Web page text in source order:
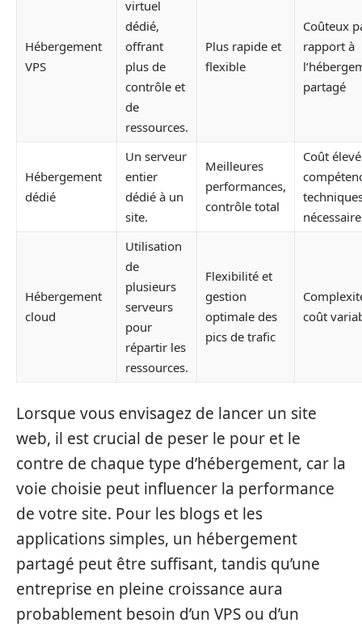
Hébergement
VPS
virtuel
dédié,
offrant
plus de
contrôle et
de
ressources.
Plus rapide et
flexible
Coûteux
rapport à
partagé
Hébergement
dédié
Un serveur
entier
dédié à un
site.
Meilleures
performances,
contrôle total
Coût
Hébergement
cloud
Utilisation
de
plusieurs
serveurs
pour
répartir les
ressources.
Flexibilité et
gestion
optimale des
pics de trafic
coût
Lorsque vous envisagez de lancer un site
web, il est crucial de peser le pour et le
contre de chaque type d’hébergement, car la
voie choisie peut influencer la performance
de votre site. Pour les blogs et les
applications simples, un hébergement
partagé peut être suffisant, tandis qu’une
entreprise en pleine croissance aura
probablement besoin d’un VPS ou d’un